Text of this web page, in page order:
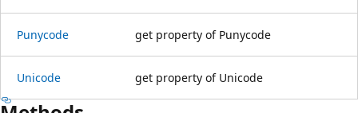
Punycode get property of Punycode
Unicode get property of Unicode